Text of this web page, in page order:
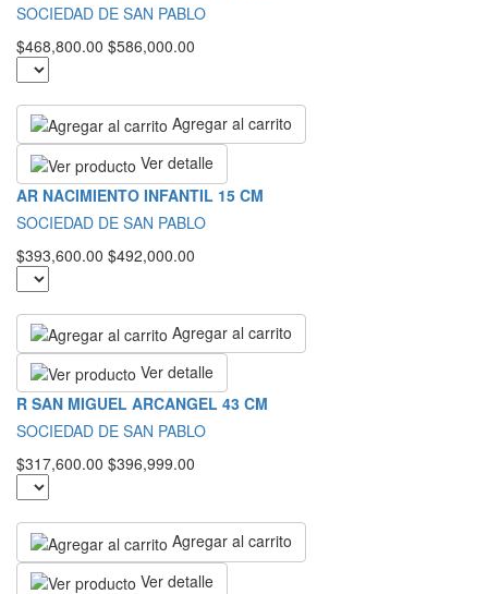
SOCIEDAD DE SAN PABLO
$468,800.00 $586,000.00
Agregar al carrito
Ver detalle
AR NACIMIENTO INFANTIL 15 CM
SOCIEDAD DE SAN PABLO
$393,600.00 $492,000.00
Agregar al carrito
Ver detalle
R SAN MIGUEL ARCANGEL 43 CM
SOCIEDAD DE SAN PABLO
$317,600.00 $396,999.00
Agregar al carrito
Ver detalle